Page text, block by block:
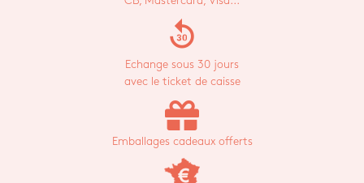
replay_30
Echange sous 30 jours
avec le ticket de caisse
Emballages cadeaux offerts